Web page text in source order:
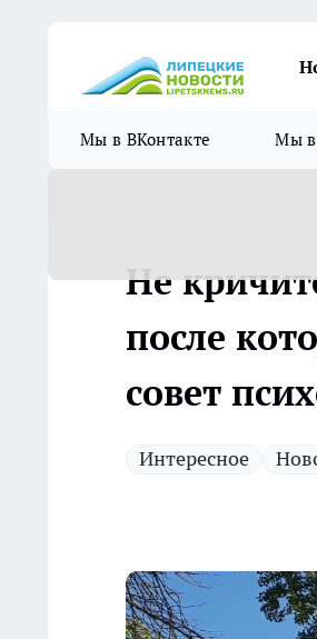
Мы в ВКонтакте Мы в
Не
после
совет
Интересное